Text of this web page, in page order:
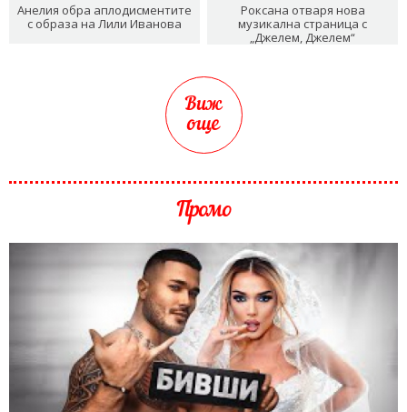
Анелия обра аплодисментите
с образа на Лили Иванова
Роксана отваря нова
музикална страница с
„Джелем, Джелем“
Виж
още
Промо